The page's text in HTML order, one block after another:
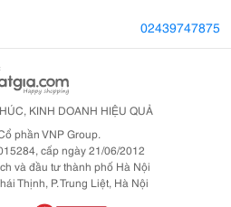
02439747875
KINH DOANH HIỆU QUẢ
phần VNP Group.
cấp ngày 21/06/2012
và đầu tư thành phố Hà Nội
Thịnh, P. Trung Liệt, Hà Nội